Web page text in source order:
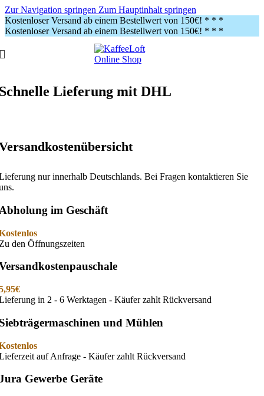
Zur Navigation springen Zum Hauptinhalt springen
Kostenloser Versand ab einem Bestellwert von 150€! * * *
Kostenloser Versand ab einem Bestellwert von 150€! * * *
Lieferung mit DHL
nur innerhalb Deutschlands. Bei Fragen kontaktieren Sie
im Geschäft
den Öffnungszeiten
in 2 - 6 Werktagen - Käufer zahlt Rückversand
und Mühlen
auf Anfrage - Käufer zahlt Rückversand
Gewerbe Geräte